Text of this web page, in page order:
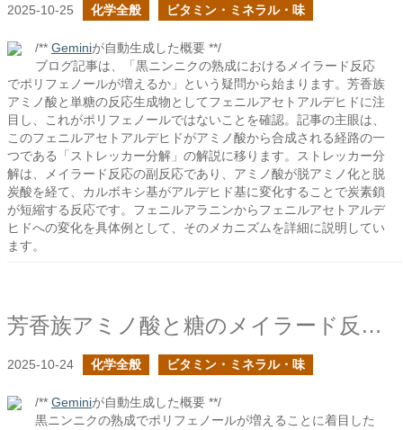
2025-10-25 化学全般 ビタミン・ミネラル・味
/** Geminiが自動生成した概要 **/
ブログ記事は、「黒ニンニクの熟成におけるメイラード反応
でポリフェノールが増えるか」という疑問から始まります。芳香族
アミノ酸と単糖の反応生成物としてフェニルアセトアルデヒドに注
目し、これがポリフェノールではないことを確認。記事の主眼は、
このフェニルアセトアルデヒドがアミノ酸から合成される経路の一
つである「ストレッカー分解」の解説に移ります。ストレッカー分
解は、メイラード反応の副反応であり、アミノ酸が脱アミノ化と脱
炭酸を経て、カルボキシ基がアルデヒド基に変化することで炭素鎖
が短縮する反応です。フェニルアラニンからフェニルアセトアルデ
ヒドへの変化を具体例として、そのメカニズムを詳細に説明してい
ます。
芳香族アミノ酸と糖のメイラード反応でポリフェノールは生成されるか？
2025-10-24 化学全般 ビタミン・ミネラル・味
/** Geminiが自動生成した概要 **/
黒ニンニクの熟成でポリフェノールが増えることに着目した